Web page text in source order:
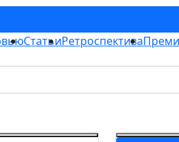
СтатьиРетроспектива